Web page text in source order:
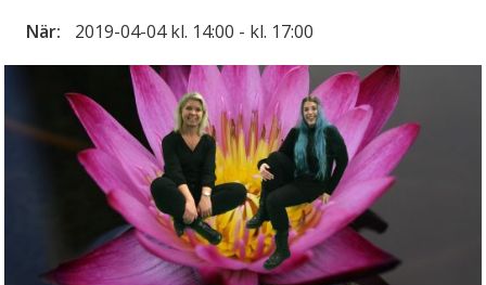
När: 2019-04-04 kl. 14:00 - kl. 17:00